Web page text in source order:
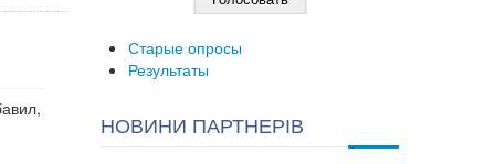
Старые опросы
Результаты
НОВИНИ ПАРТНЕРІВ